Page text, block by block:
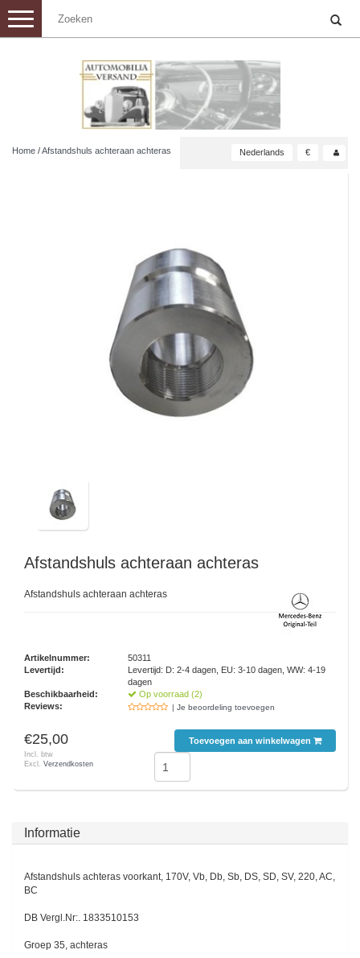
Toggle
navigation
Home /Afstandshuls achteraan achteras Nederlands €
Afstandshuls achteraan achteras
Afstandshuls achteraan achteras
Artikelnummer:
50311
Levertijd:
Levertijd: D: 2-4 dagen, EU: 3-10 dagen, WW: 4-19
dagen
Beschikbaarheid:
Op voorraad (2)
Reviews:
| Je beoordeling toevoegen
€25,00
Incl. btw
Excl. Verzendkosten
Toevoegen aan winkelwagen
Informatie
Afstandshuls achteras voorkant, 170V, Vb, Db, Sb, DS, SD, SV, 220, AC,
BC
DB Vergl.Nr:. 1833510153
Groep 35, achteras